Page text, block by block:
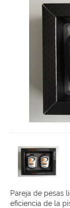
Pareja de pesas
eficiencia de la